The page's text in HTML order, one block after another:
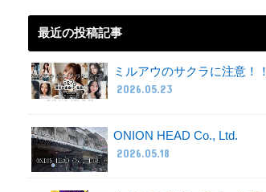
最近の投稿記事
ミルアウのサクラに注意！！
2026.05.23
ONION HEAD Co., Ltd.
2026.05.18